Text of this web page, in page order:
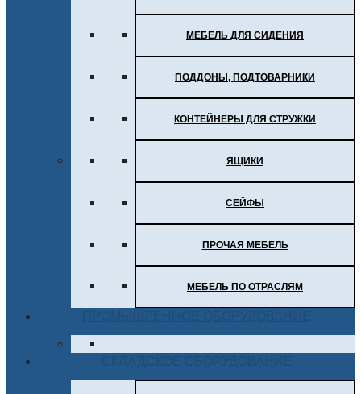
МЕБЕЛЬ ДЛЯ СИДЕНИЯ
ПОДДОНЫ, ПОДТОВАРНИКИ
КОНТЕЙНЕРЫ ДЛЯ СТРУЖКИ
ЯЩИКИ
СЕЙФЫ
ПРОЧАЯ МЕБЕЛЬ
МЕБЕЛЬ ПО ОТРАСЛЯМ